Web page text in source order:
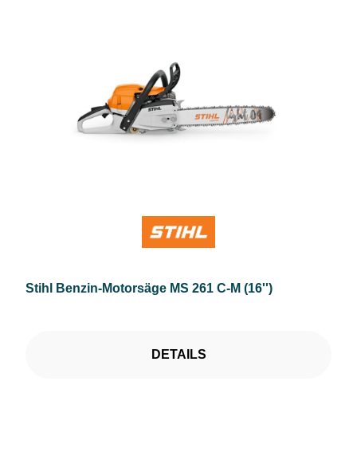
Stihl Benzin-Motorsäge MS 261 C-M (16'')
DETAILS